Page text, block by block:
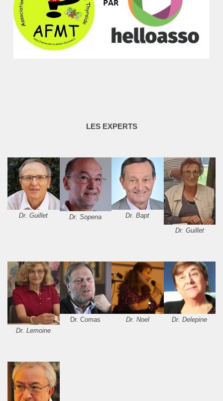
LES EXPERTS
Dr. Guillet Dr. Sopena Dr. Bapt
Dr. Guillet
Dr. Lemoine
Dr. Comas Dr. Noel Dr. Delepine